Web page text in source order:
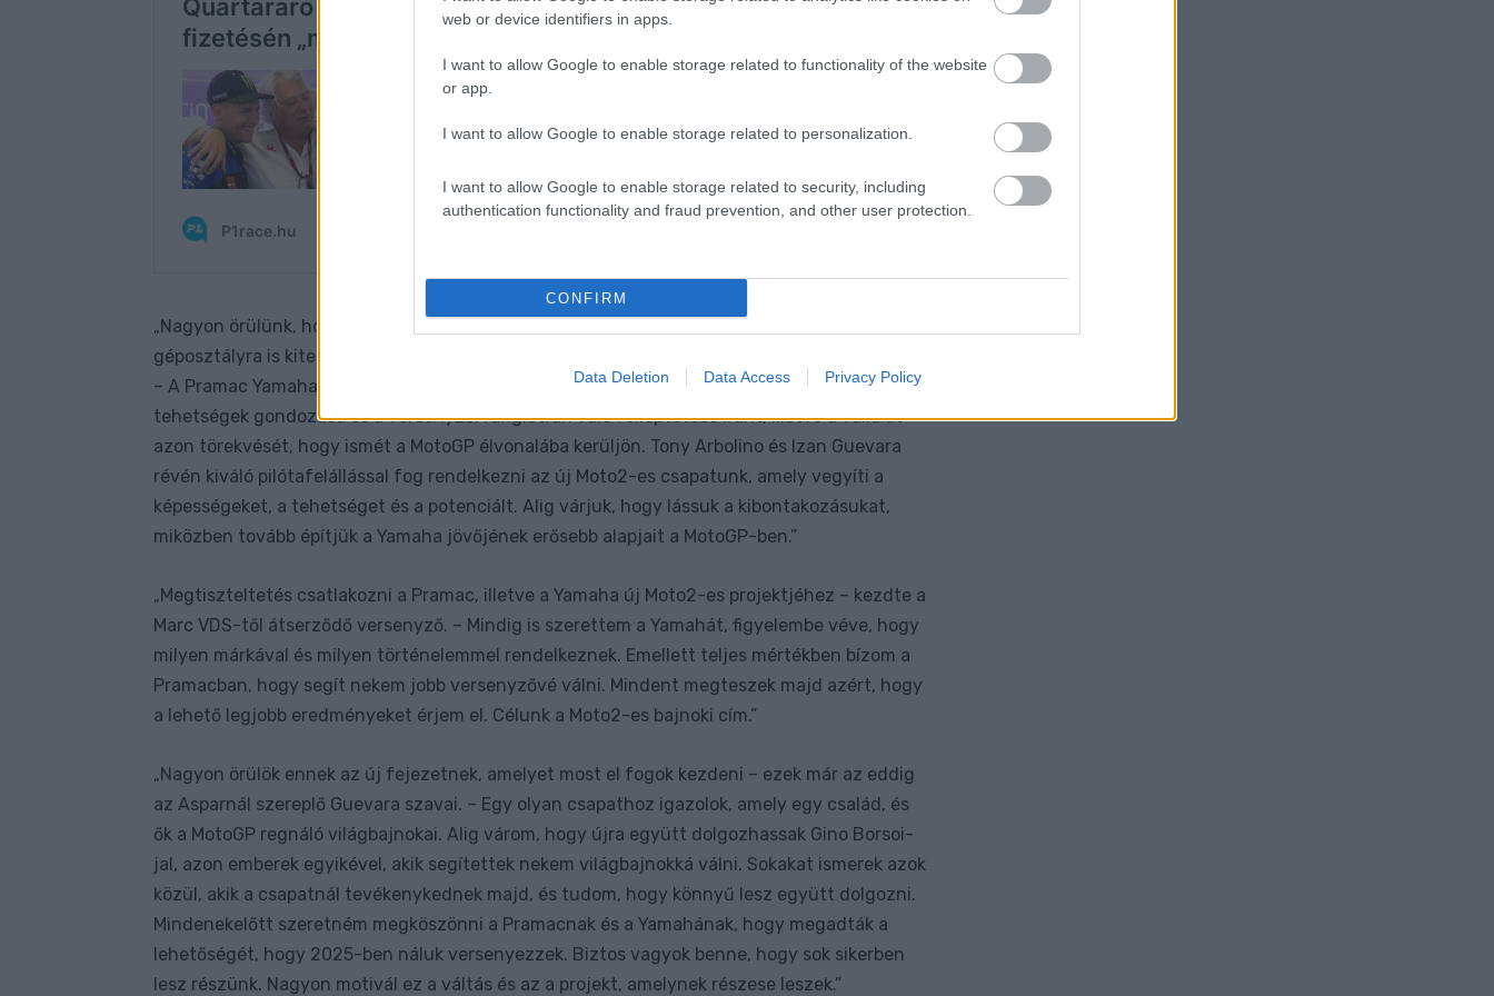
web or device identifiers in apps.
I want to allow Google to enable storage related to functionality of the website
or app.
I want to allow Google to enable storage related to personalization.
I want to allow Google to enable storage related to security, including
authentication functionality and fraud prevention, and other user protection.
CONFIRM
Data Deletion Data Access Privacy Policy
„Nagyon örülünk, hogy a Yamaha és a Pramac együttműködése 2025-ben már a Moto2-es
géposztályra is kiterjed –
– A Pramac Yamaha Moto2 Team létrehozása tükrözi a Yamaha elkötelezettségét a fiatal
tehetségek gondozása és a versenyzői ranglétrán való felléptetése iránt, illetve a vállalat
azon törekvését, hogy ismét a MotoGP élvonalába kerüljön. Tony Arbolino és Izan Guevara
révén kiváló pilótafelállással fog rendelkezni az új Moto2-es csapatunk, amely vegyíti a
képességeket, a tehetséget és a potenciált. Alig várjuk, hogy lássuk a kibontakozásukat,
miközben tovább építjük a Yamaha jövőjének erősebb alapjait a MotoGP-ben.”
„Megtiszteltetés csatlakozni a Pramac, illetve a Yamaha új Moto2-es projektjéhez – kezdte a
Marc VDS-től átserződő versenyző. – Mindig is szerettem a Yamahát, figyelembe véve, hogy
milyen márkával és milyen történelemmel rendelkeznek. Emellett teljes mértékben bízom a
Pramacban, hogy segít nekem jobb versenyzővé válni. Mindent megteszek majd azért, hogy
a lehető legjobb eredményeket érjem el. Célunk a Moto2-es bajnoki cím.”
„Nagyon örülök ennek az új fejezetnek, amelyet most el fogok kezdeni – ezek már az eddig
az Asparnál szereplő Guevara szavai. – Egy olyan csapathoz igazolok, amely egy család, és
ők a MotoGP regnáló világbajnokai. Alig várom, hogy újra együtt dolgozhassak Gino Borsoi-
jal, azon emberek egyikével, akik segítettek nekem világbajnokká válni. Sokakat ismerek azok
közül, akik a csapatnál tevékenykednek majd, és tudom, hogy könnyű lesz együtt dolgozni.
Mindenekelőtt szeretném megköszönni a Pramacnak és a Yamahának, hogy megadták a
lehetőségét, hogy 2025-ben náluk versenyezzek. Biztos vagyok benne, hogy sok sikerben
lesz részünk. Nagyon motivál ez a váltás és az a projekt, amelynek részese leszek.”